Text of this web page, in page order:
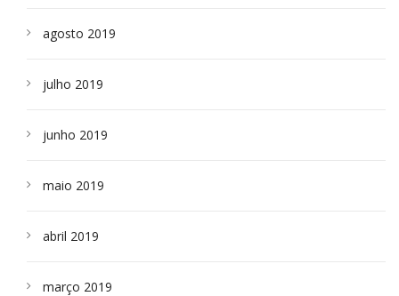
agosto 2019
julho 2019
junho 2019
maio 2019
abril 2019
março 2019